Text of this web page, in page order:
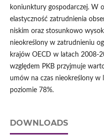
koniunktury gospodarczej. W
elastyczność zatrudnienia
niskim oraz stosunkowo
nieokreślony w zatrudnieniu
krajów OECD w latach 2008-
względem PKB przyjmuje
umów na czas nieokreślony w
poziomie 78%.
DOWNLOADS